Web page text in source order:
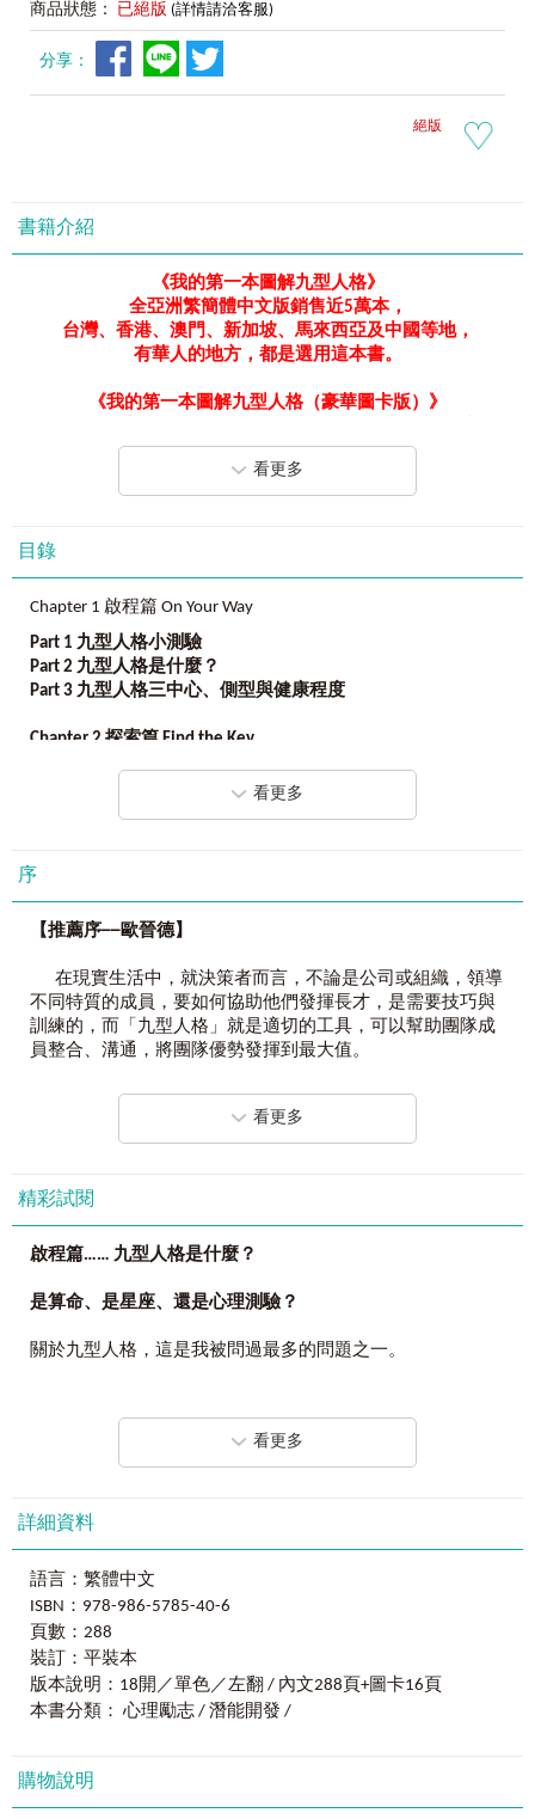
商品狀態： 已絕版 (詳情請洽客服)
分享：
絕版
書籍介紹
《我的第一本圖解九型人格》
全亞洲繁簡體中文版銷售近5萬本，
台灣、香港、澳門、新加坡、馬來西亞及中國等地，
有華人的地方，都是選用這本書。
《我的第一本圖解九型人格（豪華圖卡版）》
九型人格是
美國CIA中情局幹員必修課程，
第一本結合「診斷」、「分析」、「建議」的成長寶典！
探索－瞭解自己，才能心想事成。
揭密－瞭解對方，才能有效溝通。
領導統馭」，一次
得好人脈。
贏在知人善任－無論員工或主管，都能展現識人超能力，在
職場上如魚得水。
展現全方位的自己──你，可以活得更精采！
影響世界的9種人才：
一型人－改革者
九型中最要求完美、最講原則，也最重視細節的人
二型人－助人者
九型中最熱心、最渴望幫助人，也最會同情周遭事物的人
九型中最有效率、最能自我肯定，也最重視目標的人
四型人－自我者
九型中最敏感、最個人主義，也最重視美感的人
五型人－知識者
九型中最內向、最具好奇心，也最渴望學習新知的人
八型人－挑戰者
九型中最豪氣、最有決斷力，也最渴望掌控一切的人
九型人－和平者
九型中最隨和、最會協調衝突，也最能接納各種觀點的人
看更多
目錄
Chapter 1 啟程篇 On Your Way
Part 1 九型人格小測驗
Part 2 九型人格是什麼？
Part 3 九型人格三中心、側型與健康程度
Chapter 2 探索篇 Find the Key
Part 6
Part 7七型人－樂觀者
Part 8八型人－挑戰者
Part 10看圖分辨九型人格
出國看球賽去！
車禍
體驗教育
Open the Door
如何與一型人相處
Part 3如何與
Part 5如何與 五型人相處
Part 6如何與六型人相處
Part 7 如何與七型人相處
Part 8如何與八型人相處
Part 9 如何與九型人相處
Part 10破解九種性格類型的溝通祕密
Part 5五型人的新生活
Part 6六型人的新生活
Part 7 七型人的新生活
Part 8 八型人的新生活
Part 9 九型人的新生活
後記：給20 歲以下的你 給20-50 歲的你 給50歲以上的你
看更多
序
【推薦序──歐晉德】
在現實生活中，就決策者而言，不論是公司或組織，領導
不同特質的成員，要如何協助他們發揮長才，是需要技巧與
訓練的，而「九型人格」就是適切的工具，可以幫助團隊成
員整合、溝通，將團隊優勢發揮到最大值。
由於九型人格系統不但具有效用，而且容易活用，所以廣
受歡迎。目前在管理科學領域，特別是重視溝通、領導、講
究團隊合作的時代，九型人格可以幫助企業領導人對人的行
成長。
思宏大學時原是主修統計，後來對人的心理與成長更有興
趣，且接受了專業訓練，目前是大中華區少數完成美國九型
人格學院認證的專業講師之一，也是該學院在浙江分校的執
行長，與澳門九型人格學會理事長，對九型人格學說理論與
實務有多年的運作經驗，如今思宏將數年的學習與講授心得
整理成書，從啟蒙到分析，以深入淺出的方式，對九型人格
型人格學有興趣的讀者，可說是一本不可多得的參考書籍，
《我的第一本圖解九型人格
【香港 T.E.I.認證九型人格講師】
九型人格是一套很強而有力的系統，幫助我們清楚地瞭解自
己的性格模式，但這套系統相當複雜，所以不容易真正抓到
當中的精華。《我的第一本圖解九型人格》是很適合初學者
的入門書。
The Enneagram is a powerful system to help us understand
Yet the Enneagram is very complicated and hard to grasp the
essence of this tool. This book is excellent guide for the beginners.
看更多
精彩試閱
啟程篇…… 九型人格是什麼？
是算命、是星座、還是心理測驗？
關於九型人格，這是我被問過最多的問題之一。
各樣的解釋、簡介、網站或測驗。如果你有在玩臉書
(Facebook)，也許已經做過其中的測驗題，並從中得到「你屬
於某型」的測驗結果。
這是九型人格給大多數人的印象。即使包括我自己，也曾經
驗罷了！」直到誤打誤撞參加了美國九型人格學院(The
Enneagram Institute)的課程，才對這個這門知識有了全新的認
識。
用科學佐證的古老智慧
九型人格（Enneagram）原文是希臘文──
又被稱作「九型人格」或「九大性格模式」。
看更多
詳細資料
語言：繁體中文
ISBN：978-986-5785-40-6
頁數：288
裝訂：平裝本
版本說明：18開／單色／左翻 / 內文288頁+圖卡16頁
本書分類： 心理勵志 / 潛能開發 /
購物說明